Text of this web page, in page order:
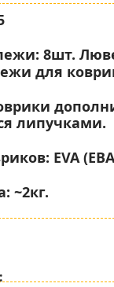
8шт.
липучками.
EVA
~2кг.